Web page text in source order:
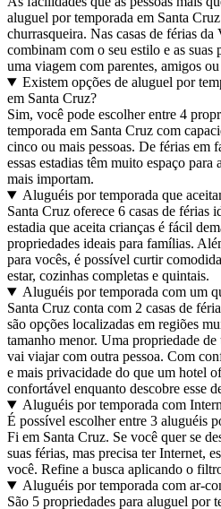
aluguel por temporada em Santa
churrasqueira. Nas casas de férias
combinam com o seu estilo e as suas
uma viagem com parentes, amigos
Existem opções de aluguel por
em Santa Cruz?
Sim, você pode escolher entre 4
temporada em Santa Cruz com
cinco ou mais pessoas. De férias em
essas estadias têm muito espaço para
mais importam.
Aluguéis por temporada que
Santa Cruz oferece 6 casas de férias
estadia que aceita crianças é fácil
propriedades ideais para famílias.
para vocês, é possível curtir
estar, cozinhas completas e quintais.
Aluguéis por temporada com um
Santa Cruz conta com 2 casas de
são opções localizadas em regiões
tamanho menor. Uma propriedade
vai viajar com outra pessoa. Com
e mais privacidade do que um hotel
confortável enquanto descobre esse
Aluguéis por temporada com
É possível escolher entre 3 aluguéis
Fi em Santa Cruz. Se você quer se
suas férias, mas precisa ter Internet,
você. Refine a busca aplicando o
Aluguéis por temporada com ar-
São 5 propriedades para aluguel por